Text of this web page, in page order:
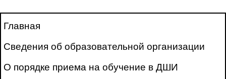
Главная
Сведения об образовательной организации
О порядке приема на обучение в ДШИ